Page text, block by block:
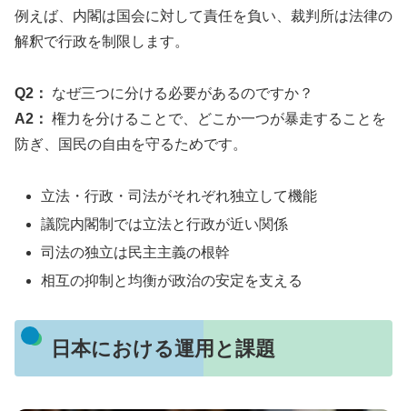
例えば、内閣は国会に対して責任を負い、裁判所は法律の
解釈で行政を制限します。
Q2：
なぜ三つに分ける必要があるのですか？
A2： 権力を分けることで、どこか一つが暴走することを
防ぎ、国民の自由を守るためです。
立法・行政・司法がそれぞれ独立して機能
議院内閣制では立法と行政が近い関係
司法の独立は民主主義の根幹
相互の抑制と均衡が政治の安定を支える
日本における運用と課題